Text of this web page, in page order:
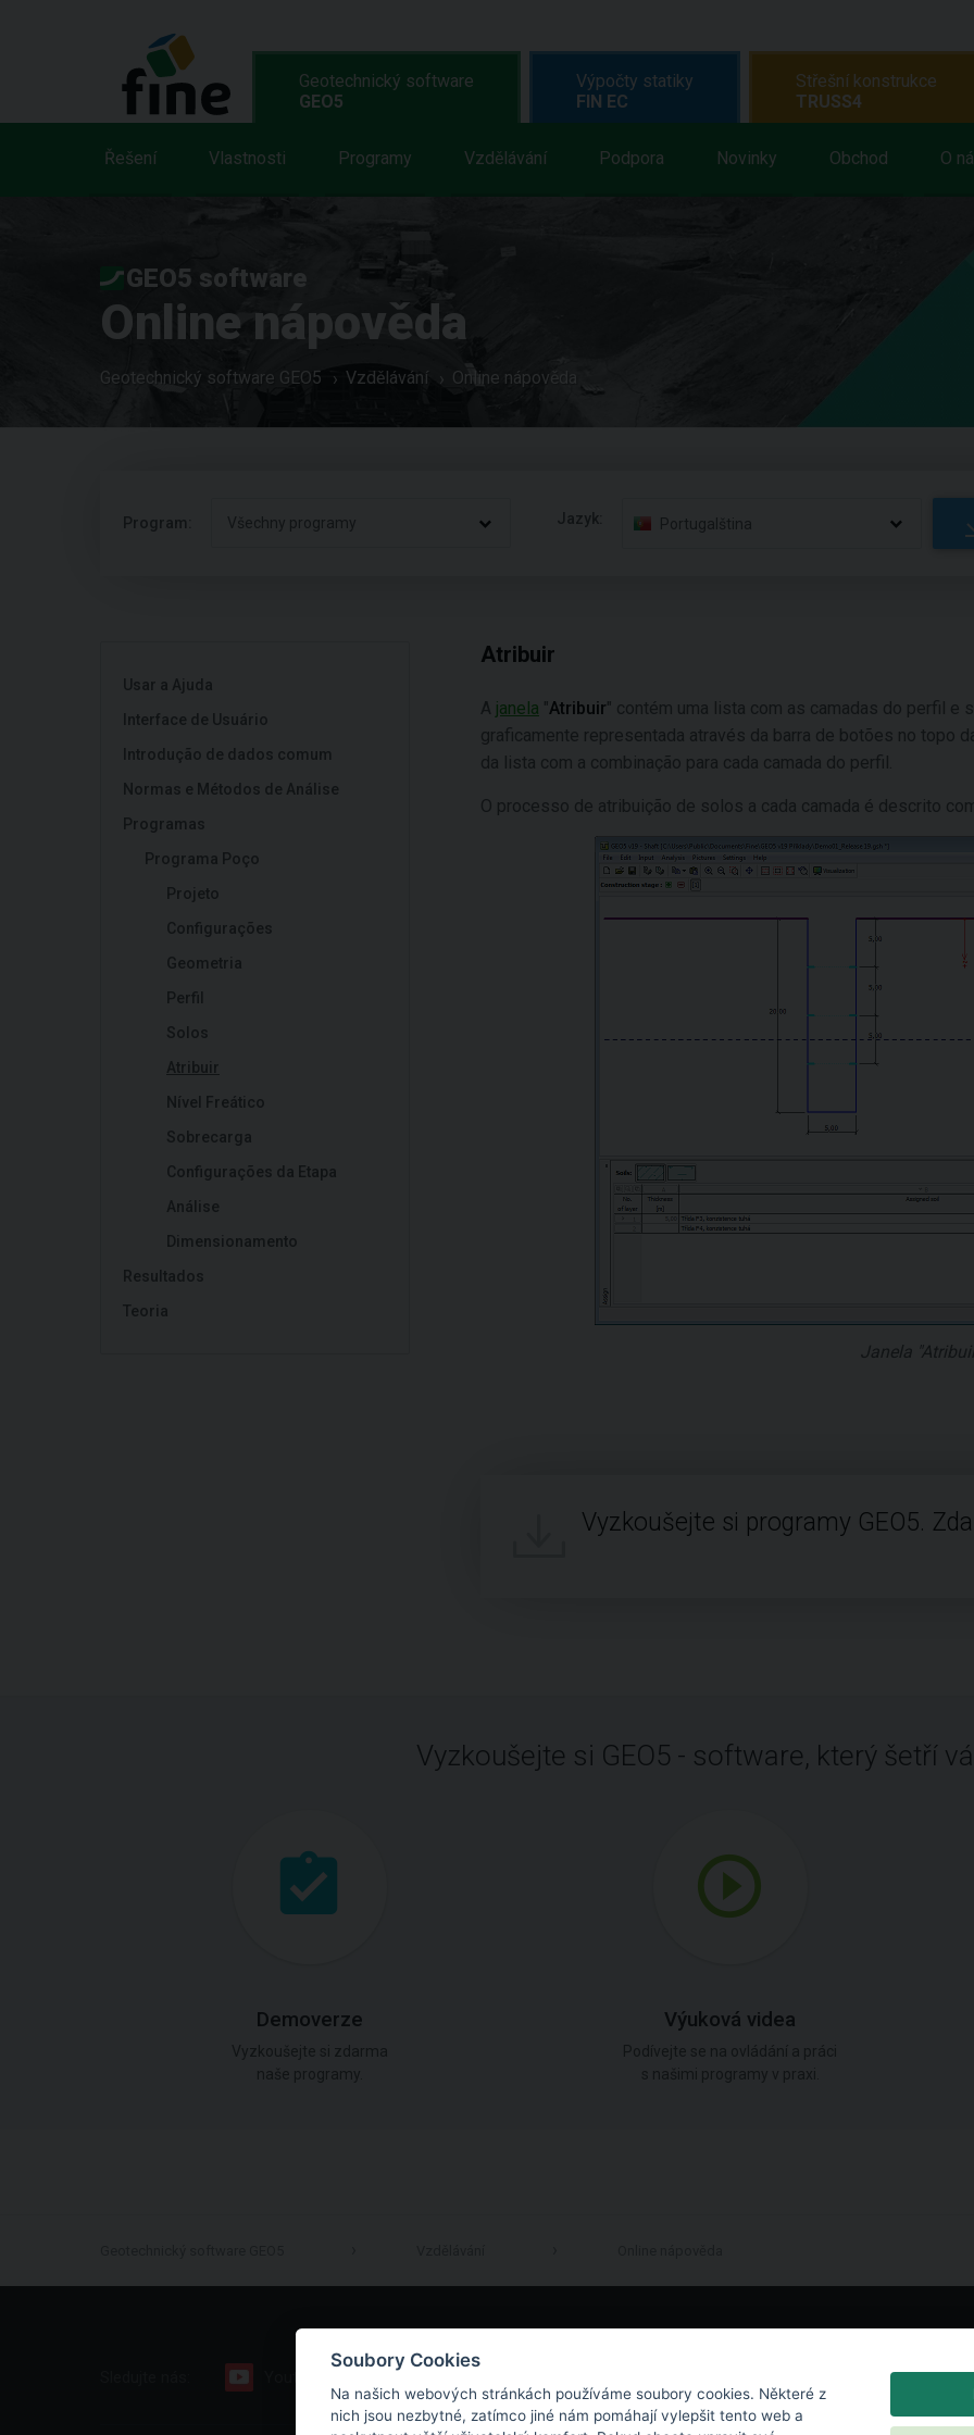
Geotechnický software
GEO5
Řešení Vlastnosti Programy Vzdělávání Podpora Novinky Obchod O
Výpočty statiky
FIN EC
Střešní konstrukce
TRUSS4
GEO5 software
Online nápověda
Geotechnický software GEO5 Vzdělávání Online nápověda
Program: Všechny programy Jazyk: Portugalština
Usar a Ajuda
Interface de Usuário
Introdução de dados comum
Normas e Métodos de Análise
Programas
Programa Poço
Projeto
Configurações
Geometria
Perfil
Solos
Atribuir
Nível Freático
Sobrecarga
Configurações da Etapa
Análise
Dimensionamento
Resultados
Teoria
Atribuir
A janela "Atribuir" contém uma lista com as camadas do perfil
graficamente representada através da barra de botões no topo
da lista com a combinação para cada camada do perfil.
O processo de atribuição de solos a cada camada é descrito
Janela
Vyzkoušejte si programy GEO5.
Vyzkoušejte si GEO5 - software, který šetří
Demoverze Výuková videa
Soubory Cookies
Na našich webových stránkách používáme soubory cookies. Některé z
nich jsou nezbytné, zatímco jiné nám pomáhají vylepšit tento web a